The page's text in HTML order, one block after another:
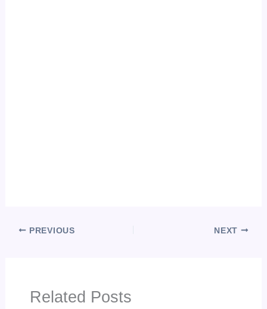
PREVIOUS NEXT
Related Posts